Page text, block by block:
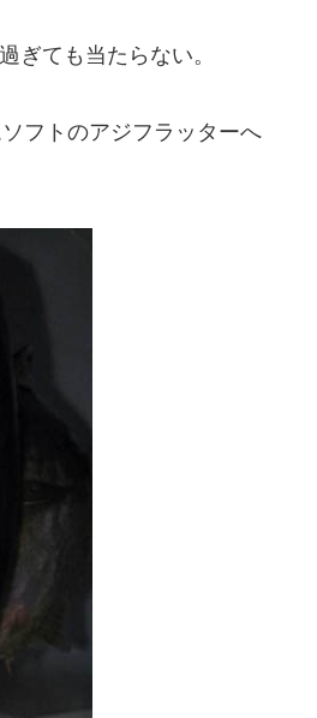
ぎても当たらない。
フトのアジフラッターへ